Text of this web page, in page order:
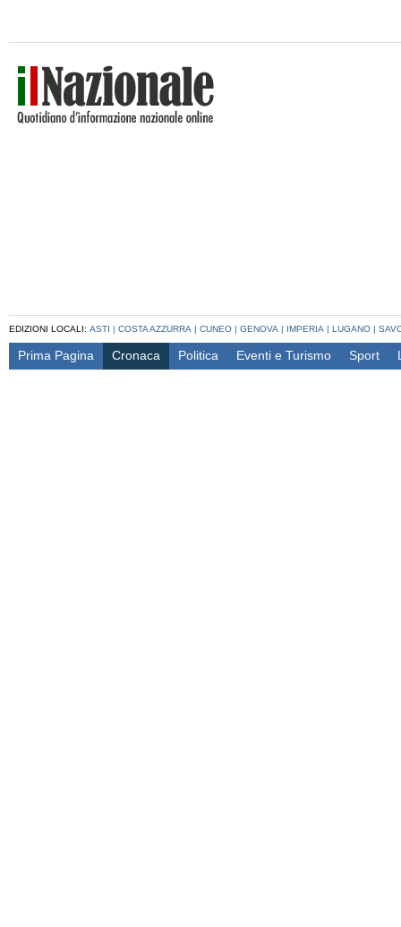
EDIZIONI LOCALI: ASTI | COSTA AZZURRA | CUNEO | GENOVA | IMPERIA | LUGANO |
Prima Pagina Cronaca Politica Eventi e Turismo Sport